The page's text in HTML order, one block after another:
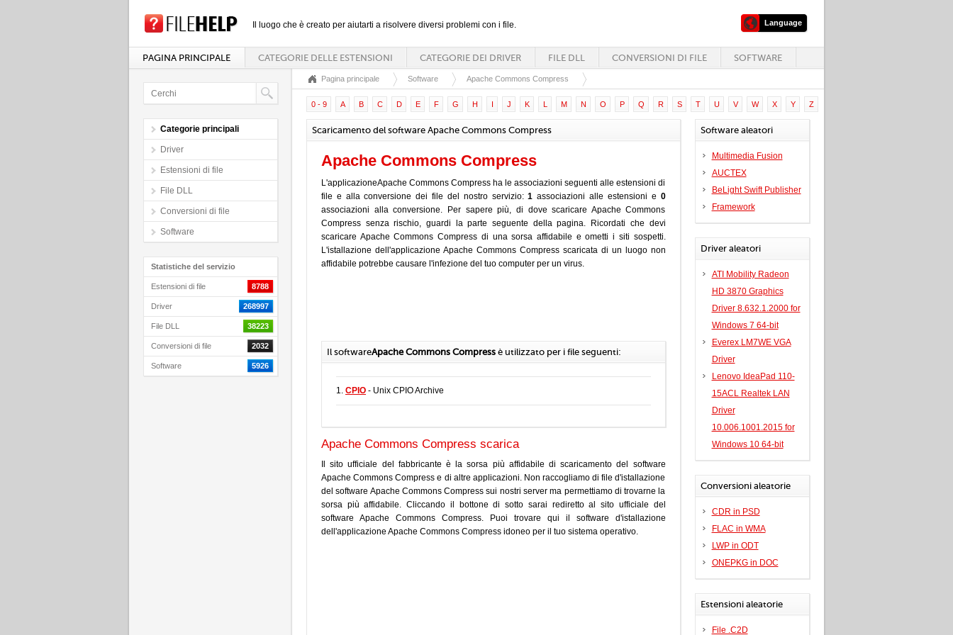
Il luogo che è creato per aiutarti a risolvere diversi problemi con i file. Language
PAGINA PRINCIPALE CATEGORIE DELLE ESTENSIONI CATEGORIE DEI DRIVER FILE DLL CONVERSIONI DI FILE SOFTWARE
Categorie principali
Driver
Estensioni di file
File DLL
Conversioni di file
Software
Statistiche del servizio
Estensioni di file 8788
Driver 268997
File DLL 38223
Conversioni di file 2032
Software 5926
Pagina principale Software Apache Commons Compress
0 - 9 A B C D E F G H I J K L M N O P Q R S T U V W X Y Z
Scaricamento del software Apache Commons Compress
Apache Commons Compress
L'applicazioneApache Commons Compress ha le associazioni seguenti alle estensioni di
file e alla conversione dei file del nostro servizio:1 associazioni alle estensioni e 0
associazioni alla conversione. Per sapere più, di dove scaricare Apache Commons
Compress senza rischio, guardi la parte seguente della pagina. Ricordati che devi
scaricare Apache Commons Compress di una sorsa affidabile e ometti i siti sospetti.
L'istallazione dell'applicazione Apache Commons Compress scaricata di un luogo non
affidabile potrebbe causare l'infezione del tuo computer per un virus.
Il softwareApache Commons Compress è utilizzato per i file seguenti:
1. CPIO - Unix CPIO Archive
Apache Commons Compress scarica
Il sito ufficiale del fabbricante è la sorsa più affidabile di scaricamento del software
Apache Commons Compress e di altre applicazioni. Non raccogliamo di file d'istallazione
del software Apache Commons Compress sui nostri server ma permettiamo di trovarne la
sorsa più affidabile. Cliccando il bottone di sotto sarai rediretto al sito ufficiale del
software Apache Commons Compress. Puoi trovare qui il software d'istallazione
dell'applicazione Apache Commons Compress idoneo per il tuo sistema operativo.
Software aleatori
Multimedia Fusion
AUCTEX
BeLight Swift Publisher
Framework
Driver aleatori
ATI Mobility Radeon
HD 3870 Graphics
Driver 8.632.1.2000 for
Windows 7 64-bit
Everex LM7WE VGA
Driver
Lenovo IdeaPad 110-
15ACL Realtek LAN
Driver
10.006.1001.2015 for
Windows 10 64-bit
Conversioni aleatorie
CDR in PSD
FLAC in WMA
LWP in ODT
ONEPKG in DOC
Estensioni aleatorie
File .C2D